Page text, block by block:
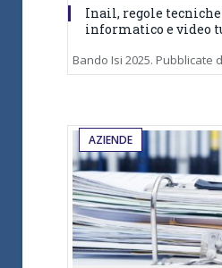
Inail, regole
informatico e video
Bando Isi 2025. Pubblicate
AZIENDE